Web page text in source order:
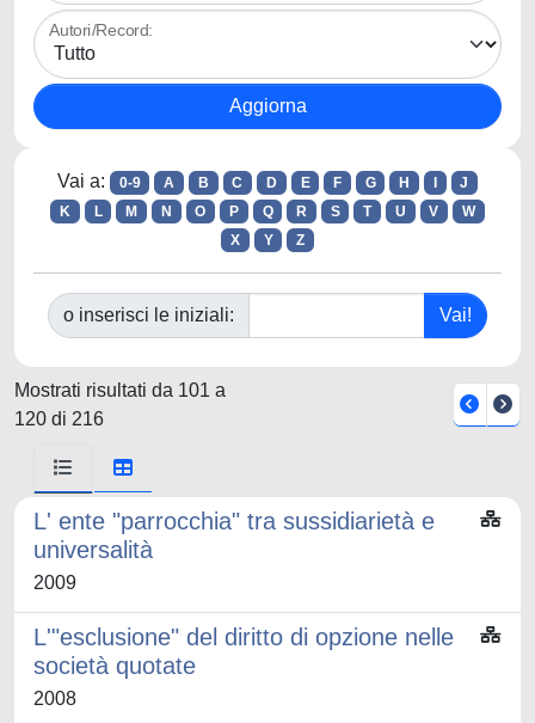
Autori/Record:
Vai a: 0-9 A B C D E F G H
J
K
L M N O P Q R S T U V
W
X
Y Z
o inserisci le iniziali:
Mostrati risultati da 101 a
120 di 216
L' ente "parrocchia" tra sussidiarietà e
universalità
2009
L'"esclusione" del diritto di opzione nelle
società quotate
2008